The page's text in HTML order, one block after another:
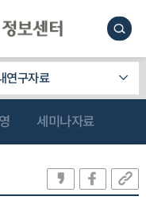
연구자료
세미나자료